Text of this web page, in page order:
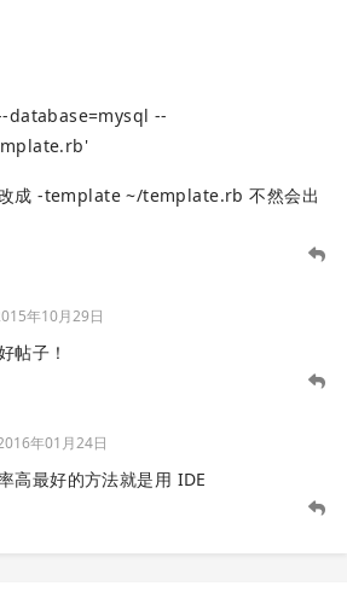
--
成 -template ~/template.rb 不然会出
年10月29日
帖子！
年01月24日
高最好的方法就是用 IDE